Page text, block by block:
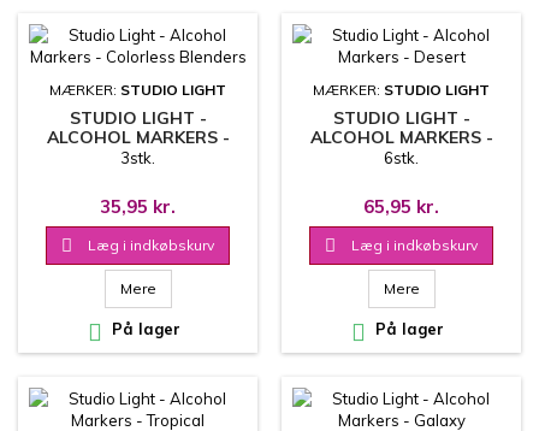
MÆRKER: STUDIO LIGHT
STUDIO LIGHT -
ALCOHOL MARKERS -
COLORLESS BLENDERS
3stk.
35,95 kr.
 Læg i indkøbskurv
Mere
 På lager
MÆRKER: STUDIO LIGHT
STUDIO LIGHT -
ALCOHOL MARKERS -
DESERT
6stk.
65,95 kr.
 Læg i indkøbskurv
Mere
 På lager